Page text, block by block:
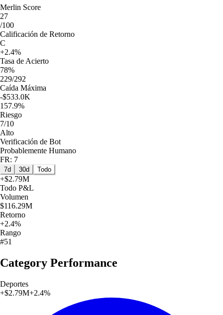
Merlin Score
27
/100
Calificación de Retorno
C
+2.4%
Tasa de Acierto
78%
229/292
Caída Máxima
-$533.0K
157.9%
Riesgo
7/10
Alto
Verificación de Bot
Probablemente Humano
FR: 7
7d 30d Todo
+$2.79M
Todo P&L
Volumen
$116.29M
Retorno
+2.4%
Rango
#51
Category Performance
Deportes
+$2.79M+2.4%